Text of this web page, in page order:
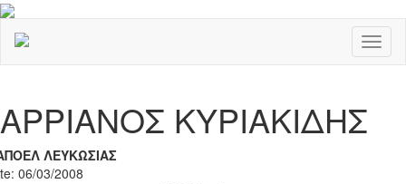
ΑΡΡΙΑΝΟΣ ΚΥΡΙΑΚΙΔΗΣ
ΛΕΥΚΩΣΙΑΣ
06/03/2008